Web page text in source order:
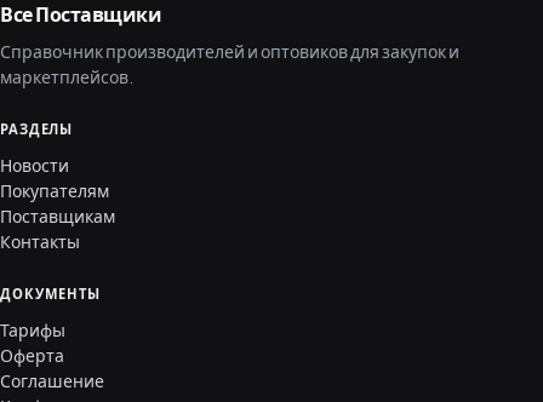
Все Поставщики
Справочник производителей и оптовиков для закупок и
маркетплейсов.
РАЗДЕЛЫ
Новости
Покупателям
Поставщикам
Контакты
ДОКУМЕНТЫ
Тарифы
Оферта
Соглашение